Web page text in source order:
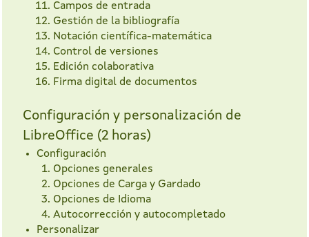
Campos de entrada
Gestión de la bibliografía
Notación científica-matemática
Control de versiones
Edición colaborativa
Firma digital de documentos
Configuración y personalización de
LibreOffice (2 horas)
Configuración
Opciones generales
Opciones de Carga y Gardado
Opciones de Idioma
Autocorrección y autocompletado
Personalizar